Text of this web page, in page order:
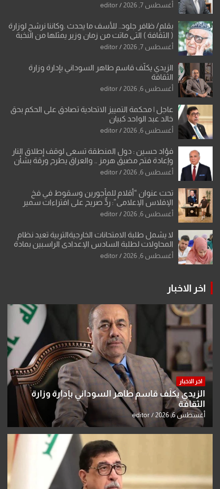
أغسطس 7, 2026 editor
بقلم/ ظافر جلود.. للأسف ما يحدث .وكاننا نرشح لوزارة
( الثقافة ) التي ماتت من زمان وزير يمثلها من النخبة
والإرث العظيم للثقافة العراقية..
أغسطس 7, 2026 editor
الزيدي يكلّف قاسم طاهر السوداني بإدارة وزارة
الثقافة
أغسطس 6, 2026 editor
عاجل | محكمة التمييز الاتحادية تصادق على الحكم بحق
خالد عبد الواحد كبيان
أغسطس 6, 2026 editor
فؤاد حسين : دول المنطقة تسعى لوقف إطلاق النار
وإعادة فتح مضيق هرمز .. والعراق يطرح ورقة بشأن
تحولات القدس
أغسطس 6, 2026 editor
تحت عنوان “أقلام للمأجورين وسقوط في فخ
الإفلاس الإعلامي”: ردٌّ صريح على افتراءات سمير
الشكرجي
أغسطس 6, 2026 editor
لا يشمل طلبة الامتحانات الخارجيةالتربية تعيد نظام
المحاولات لطلبة السادس الإعدادي الراسبين بمادة
أو مادتين
أغسطس 6, 2026 editor
اخر الاخبار
اخر الاخبار
الزيدي يكلّف قاسم طاهر السوداني بإدارة وزارة
الثقافة
أغسطس 6, 2026 editor